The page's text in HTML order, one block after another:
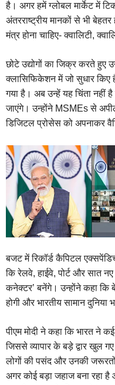
है। अगर हमें ग्लोबल मार्केट में
अंतरराष्ट्रीय मानकों से भी बेहतर
मंत्र होना चाहिए- क्वालिटी,
छोटे उद्योगों का जिक्र करते हुए
क्लासिफिकेशन में जो सुधार किए
गया है। अब उन्हें यह चिंता नहीं है
जाएंगे। उन्होंने MSMEs से
डिजिटल प्रोसेस को अपनाकर
बजट में रिकॉर्ड कैपिटल
कि रेलवे, हाईवे, पोर्ट और सात
कनेक्टर’ बनेंगे। उन्होंने कहा कि
होगी और भारतीय सामान
पीएम मोदी ने कहा कि भारत ने
जिससे व्यापार के बड़े द्वार खुल
लोगों की पसंद और उनकी जरूरतों
अगर कोई बड़ा जहाज बना रहा